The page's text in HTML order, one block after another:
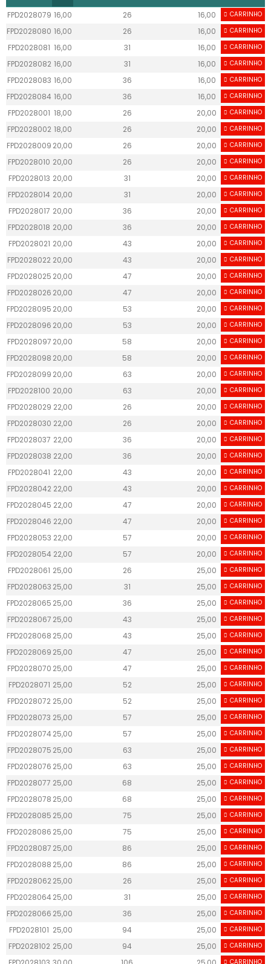
FPD2028079 16,00 26 16,00 50
CARRINHO
FPD2028080 16,00 26 16,00 50
CARRINHO
FPD2028081 16,00 31 16,00 50
CARRINHO
FPD2028082 16,00 31 16,00 50
CARRINHO
FPD2028083 16,00 36 16,00 50
CARRINHO
FPD2028084 16,00 36 16,00 50
CARRINHO
FPD2028001 18,00 26 20,00 50
CARRINHO
FPD2028002 18,00 26 20,00 50
CARRINHO
FPD2028009 20,00 26 20,00 50
CARRINHO
FPD2028010 20,00 26 20,00 50
CARRINHO
FPD2028013 20,00 31 20,00 50
CARRINHO
FPD2028014 20,00 31 20,00 50
CARRINHO
FPD2028017 20,00 36 20,00 50
CARRINHO
FPD2028018 20,00 36 20,00 50
CARRINHO
FPD2028021 20,00 43 20,00 50
CARRINHO
FPD2028022 20,00 43 20,00 50
CARRINHO
FPD2028025 20,00 47 20,00 50
CARRINHO
FPD2028026 20,00 47 20,00 50
CARRINHO
FPD2028095 20,00 53 20,00 50
CARRINHO
FPD2028096 20,00 53 20,00 50
CARRINHO
FPD2028097 20,00 58 20,00 50
CARRINHO
FPD2028098 20,00 58 20,00 50
CARRINHO
FPD2028099 20,00 63 20,00 50
CARRINHO
FPD2028100 20,00 63 20,00 50
CARRINHO
FPD2028029 22,00 26 20,00 50
CARRINHO
FPD2028030 22,00 26 20,00 50
CARRINHO
FPD2028037 22,00 36 20,00 50
CARRINHO
FPD2028038 22,00 36 20,00 50
CARRINHO
FPD2028041 22,00 43 20,00 50
CARRINHO
FPD2028042 22,00 43 20,00 50
CARRINHO
FPD2028045 22,00 47 20,00 50
CARRINHO
FPD2028046 22,00 47 20,00 50
CARRINHO
FPD2028053 22,00 57 20,00 50
CARRINHO
FPD2028054 22,00 57 20,00 50
CARRINHO
FPD2028061 25,00 26 25,00 55
CARRINHO
FPD2028063 25,00 31 25,00 55
CARRINHO
FPD2028065 25,00 36 25,00 55
CARRINHO
FPD2028067 25,00 43 25,00 55
CARRINHO
FPD2028068 25,00 43 25,00 55
CARRINHO
FPD2028069 25,00 47 25,00 55
CARRINHO
FPD2028070 25,00 47 25,00 55
CARRINHO
FPD2028071 25,00 52 25,00 55
CARRINHO
FPD2028072 25,00 52 25,00 55
CARRINHO
FPD2028073 25,00 57 25,00 55
CARRINHO
FPD2028074 25,00 57 25,00 55
CARRINHO
FPD2028075 25,00 63 25,00 55
CARRINHO
FPD2028076 25,00 63 25,00 55
CARRINHO
FPD2028077 25,00 68 25,00 55
CARRINHO
FPD2028078 25,00 68 25,00 55
CARRINHO
FPD2028085 25,00 75 25,00 55
CARRINHO
FPD2028086 25,00 75 25,00 55
CARRINHO
FPD2028087 25,00 86 25,00 55
CARRINHO
FPD2028088 25,00 86 25,00 55
CARRINHO
FPD2028062 25,00 26 25,00 55
CARRINHO
FPD2028064 25,00 31 25,00 55
CARRINHO
FPD2028066 25,00 36 25,00 55
CARRINHO
FPD2028101 25,00 94 25,00 55
CARRINHO
FPD2028102 25,00 94 25,00 55
CARRINHO
CARRINHO